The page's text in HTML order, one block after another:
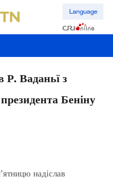
Language
Р. Ваданьї з
Беніну
надіслав